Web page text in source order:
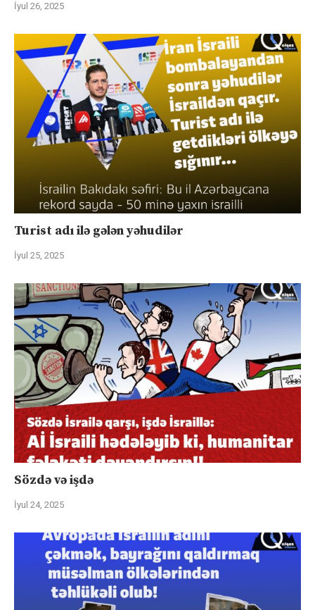
İyul 26, 2025
Turist adı ilə gələn yəhudilər
İyul 25, 2025
Sözdə və işdə
İyul 24, 2025